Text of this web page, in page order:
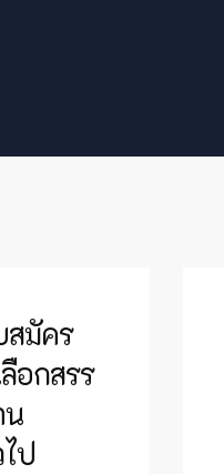
สมัคร
อกสรร
น
ป